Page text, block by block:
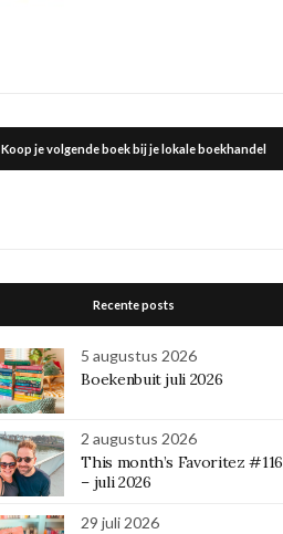
Koop je volgende boek bij je lokale boekhandel
Recente posts
5 augustus 2026
Boekenbuit juli 2026
2 augustus 2026
This month’s Favoritez #116
– juli 2026
29 juli 2026